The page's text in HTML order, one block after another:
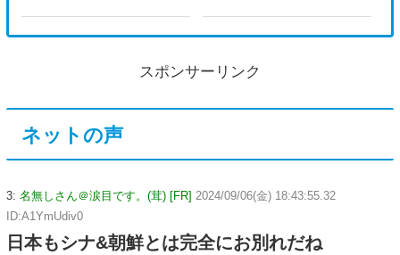
スポンサーリンク
ネットの声
3: 名無しさん＠涙目です。(茸) [FR] 2024/09/06(金) 18:43:55.32
ID:A1YmUdiv0
日本もシナ&朝鮮とは完全にお別れだね